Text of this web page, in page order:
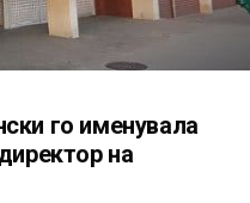
го именувала
на